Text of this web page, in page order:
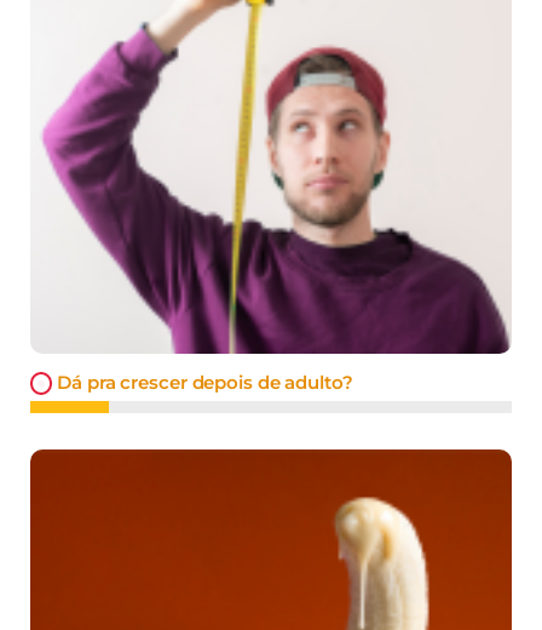
Dá pra crescer depois de adulto?